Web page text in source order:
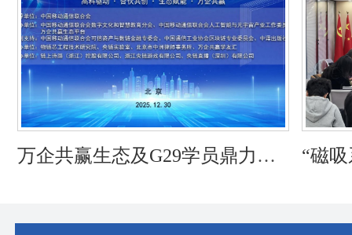
万企共赢生态及G29学员鼎力支
“磁